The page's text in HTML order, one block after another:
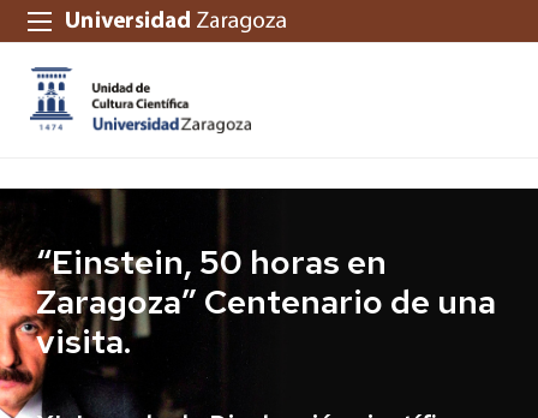
“Einstein, 50 horas en
Zaragoza” Centenario de una
visita.